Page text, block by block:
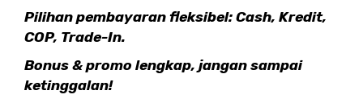
Pilihan pembayaran fleksibel: Cash, Kredit,
COP, Trade-In.
Bonus & promo lengkap, jangan sampai
ketinggalan!